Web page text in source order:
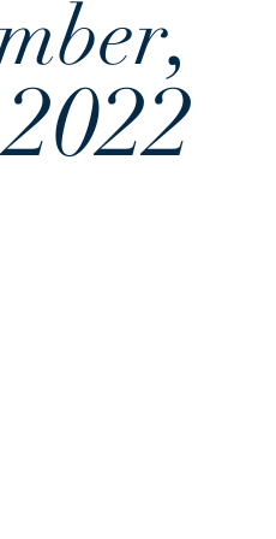
,
2022